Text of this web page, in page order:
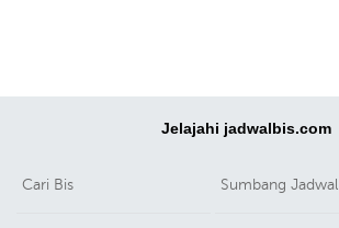
Jelajahi jadwalbis.com
Cari Bis Sumbang Jadwal